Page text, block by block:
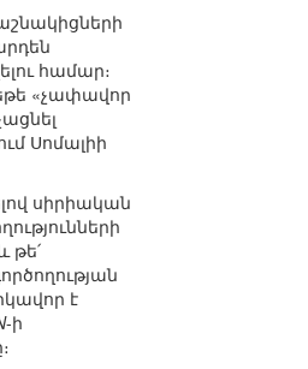
համար։
«չափավոր
Սոմալիի
սիրիական
թե՛
է
-ի